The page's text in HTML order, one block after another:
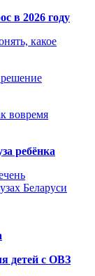
в 2026 году
какое
вовремя
ребёнка
Беларуси
детей с ОВЗ